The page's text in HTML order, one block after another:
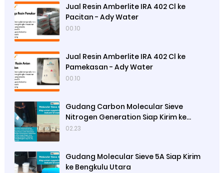
Jual Resin Amberlite IRA 402 Cl ke
Pacitan - Ady Water
00.10
Jual Resin Amberlite IRA 402 Cl ke
Pamekasan - Ady Water
00.10
Gudang Carbon Molecular Sieve
Nitrogen Generation Siap Kirim ke
Sibolga
02.23
Gudang Molecular Sieve 5A Siap Kirim
ke Bengkulu Utara